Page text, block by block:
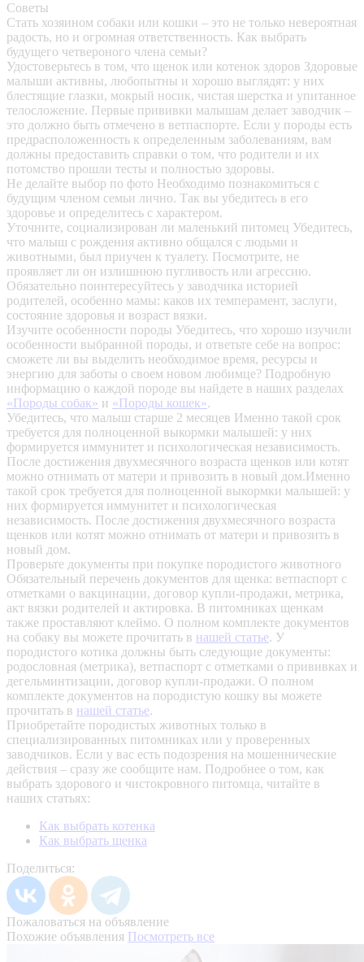
Советы
Стать хозяином собаки или кошки – это не только невероятная
радость, но и огромная ответственность. Как выбрать
будущего четвероного члена семьи?
Удостоверьтесь в том, что щенок или котенок здоров Здоровые
малыши активны, любопытны и хорошо выглядят: у них
блестящие глазки, мокрый носик, чистая шерстка и упитанное
телосложение. Первые прививки малышам делает заводчик –
это должно быть отмечено в ветпаспорте. Если у породы есть
предрасположенность к определенным заболеваниям, вам
должны предоставить справки о том, что родители и их
потомство прошли тесты и полностью здоровы.
Не делайте выбор по фото Необходимо познакомиться с
будущим членом семьи лично. Так вы убедитесь в его
здоровье и определитесь с характером.
Уточните, социализирован ли маленький питомец Убедитесь,
что малыш с рождения активно общался с людьми и
животными, был приучен к туалету. Посмотрите, не
проявляет ли он излишнюю пугливость или агрессию.
Обязательно поинтересуйтесь у заводчика историей
родителей, особенно мамы: каков их темперамент, заслуги,
состояние здоровья и возраст вязки.
Изучите особенности породы Убедитесь, что хорошо изучили
особенности выбранной породы, и ответьте себе на вопрос:
сможете ли вы выделить необходимое время, ресурсы и
энергию для заботы о своем новом любимце? Подробную
информацию о каждой породе вы найдете в наших разделах
«Породы собак» и «Породы кошек».
Убедитесь, что малыш старше 2 месяцев Именно такой срок
требуется для полноценной выкормки малышей: у них
формируется иммунитет и психологическая независимость.
После достижения двухмесячного возраста щенков или котят
можно отнимать от матери и привозить в новый дом.Именно
такой срок требуется для полноценной выкормки малышей: у
них формируется иммунитет и психологическая
независимость. После достижения двухмесячного возраста
щенков или котят можно отнимать от матери и привозить в
новый дом.
Проверьте документы при покупке породистого животного
Обязательный перечень документов для щенка: ветпаспорт с
отметками о вакцинации, договор купли-продажи, метрика,
акт вязки родителей и актировка. В питомниках щенкам
также проставляют клеймо. О полном комплекте документов
на собаку вы можете прочитать в нашей статье. У
породистого котика должны быть следующие документы:
родословная (метрика), ветпаспорт с отметками о прививках и
дегельминтизации, договор купли-продажи. О полном
комплекте документов на породистую кошку вы можете
прочитать в нашей статье.
Приобретайте породистых животных только в
специализированных питомниках или у проверенных
заводчиков. Если у вас есть подозрения на мошеннические
действия – сразу же сообщите нам. Подробнее о том, как
выбрать здорового и чистокровного питомца, читайте в
наших статьях:
Как выбрать котенка
Как выбрать щенка
Поделиться:
Пожаловаться на объявление
Похожие объявления Посмотреть все